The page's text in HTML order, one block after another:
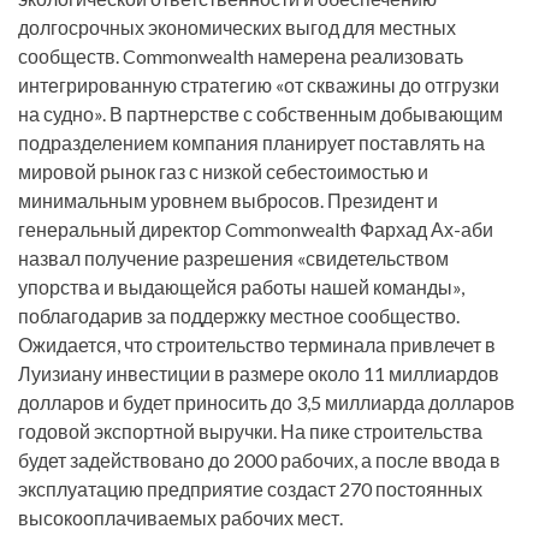
долгосрочных экономических выгод для местных
сообществ. Commonwealth намерена реализовать
интегрированную стратегию «от скважины до отгрузки
на судно». В партнерстве с собственным добывающим
подразделением компания планирует поставлять на
мировой рынок газ с низкой себестоимостью и
минимальным уровнем выбросов. Президент и
генеральный директор Commonwealth Фархад Ах-аби
назвал получение разрешения «свидетельством
упорства и выдающейся работы нашей команды»,
поблагодарив за поддержку местное сообщество.
Ожидается, что строительство терминала привлечет в
Луизиану инвестиции в размере около 11 миллиардов
долларов и будет приносить до 3,5 миллиарда долларов
годовой экспортной выручки. На пике строительства
будет задействовано до 2000 рабочих, а после ввода в
эксплуатацию предприятие создаст 270 постоянных
высокооплачиваемых рабочих мест.